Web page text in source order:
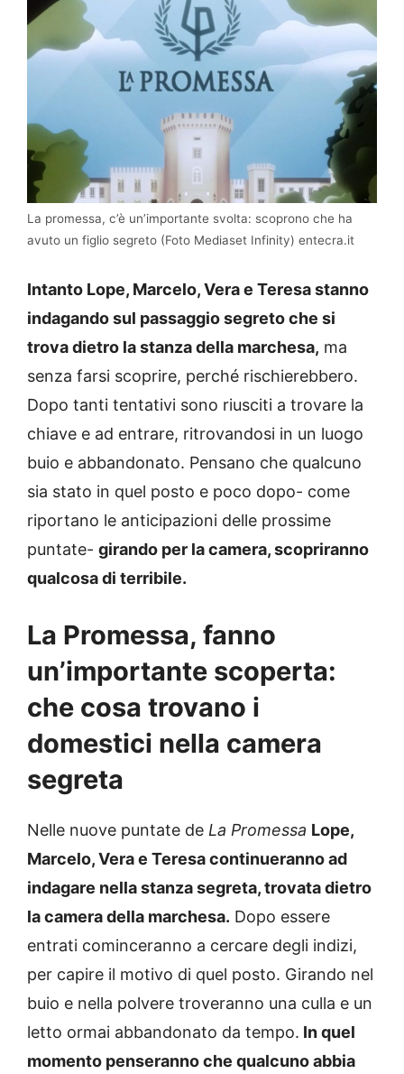
La promessa, c’è un’importante svolta: scoprono che ha
avuto un figlio segreto (Foto Mediaset Infinity) entecra.it
Intanto Lope, Marcelo, Vera e Teresa stanno
indagando sul passaggio segreto che si
trova dietro la stanza della marchesa, ma
senza farsi scoprire, perché rischierebbero.
Dopo tanti tentativi sono riusciti a trovare la
chiave e ad entrare, ritrovandosi in un luogo
buio e abbandonato. Pensano che qualcuno
sia stato in quel posto e poco dopo- come
riportano le anticipazioni delle prossime
puntate- girando per la camera, scopriranno
qualcosa di terribile.
La Promessa, fanno
un’importante scoperta:
che cosa trovano i
domestici nella camera
segreta
Nelle nuove puntate de La Promessa Lope,
Marcelo, Vera e Teresa continueranno ad
indagare nella stanza segreta, trovata dietro
la camera della marchesa. Dopo essere
entrati cominceranno a cercare degli indizi,
per capire il motivo di quel posto. Girando nel
buio e nella polvere troveranno una culla e un
letto ormai abbandonato da tempo. In quel
momento penseranno che qualcuno abbia